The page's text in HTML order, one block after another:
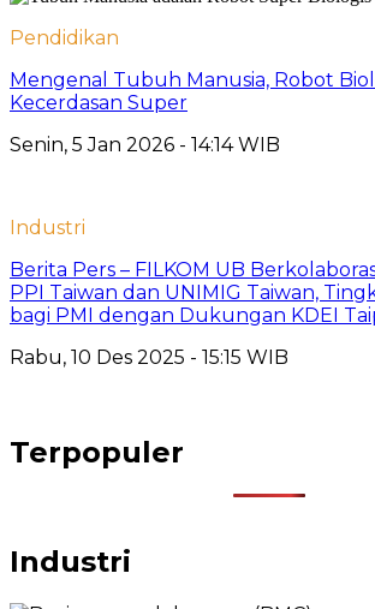
Pendidikan
Mengenal Tubuh Manusia, Robot
Kecerdasan Super
Senin, 5 Jan 2026 - 14:14 WIB
Industri
Berita Pers – FILKOM UB
PPI Taiwan dan UNIMIG Taiwan,
bagi PMI dengan Dukungan KDEI
Rabu, 10 Des 2025 - 15:15 WIB
Terpopuler
Industri